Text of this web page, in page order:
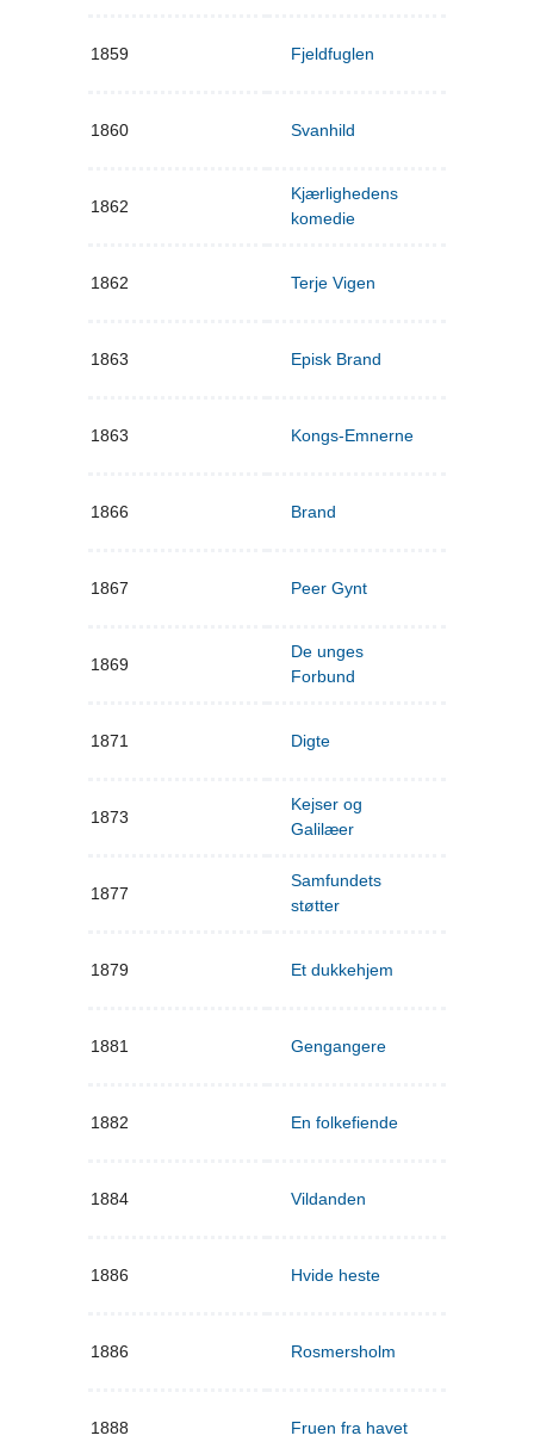
1859 Fjeldfuglen
1860 Svanhild
1862
Kjærlighedens
komedie
1862 Terje Vigen
1863 Episk Brand
1863 Kongs-Emnerne
1866 Brand
1867 Peer Gynt
1869
De unges
Forbund
1871 Digte
1873
Kejser og
Galilæer
1877
Samfundets
støtter
1879 Et dukkehjem
1881 Gengangere
1882 En folkefiende
1884 Vildanden
1886 Hvide heste
1886 Rosmersholm
1888 Fruen fra havet